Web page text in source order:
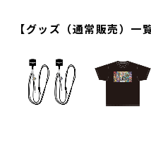
【グッズ（通常販売）一覧